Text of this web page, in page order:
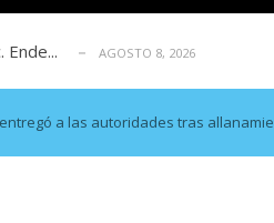
8, 2026
AGOSTO 8, 2026
entregó a las autoridades tras